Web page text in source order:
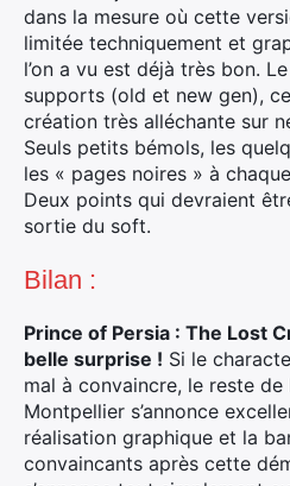
dans la mesure où cette
limitée techniquement et
l’on a vu est déjà très bon.
supports (old et new gen),
création très alléchante sur
Seuls petits bémols, les
les « pages noires » à
Deux points qui devraient
sortie du soft.
Bilan :
Prince of Persia : The Lost
belle surprise ! Si le
mal à convaincre, le reste
Montpellier s’annonce
réalisation graphique et la
convaincants après cette